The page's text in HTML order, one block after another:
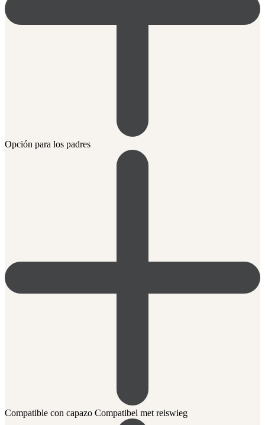
Opción para los padres
Compatible con capazo Compatibel met reiswieg